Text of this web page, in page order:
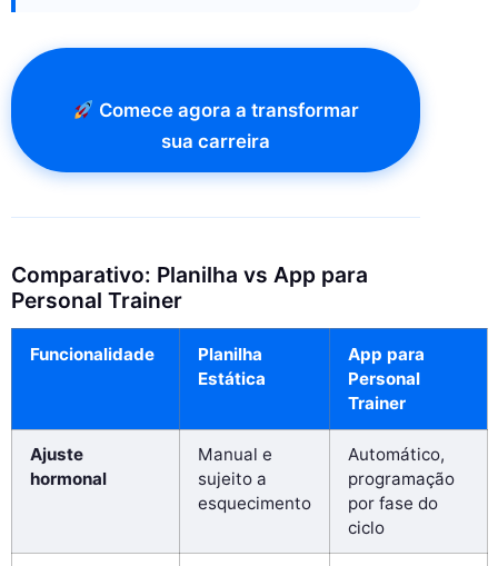
Comece agora a transformar
sua carreira
Comparativo: Planilha vs App para
Personal Trainer
Funcionalidade
Planilha
Estática
App para
Personal
Trainer
Ajuste
hormonal
Manual e
sujeito a
esquecimento
Automático,
programação
por fase do
ciclo